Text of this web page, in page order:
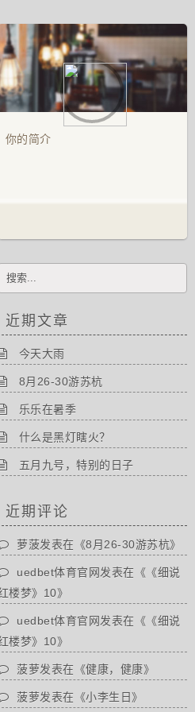
你的简介
近期文章
今天大雨
8月26-30游苏杭
乐乐在暑季
什么是黑灯瞎火？
五月九号，特别的日子
近期评论
萝菠发表在《8月26-30游苏杭》
uedbet体育官网发表在《 《细说
楼梦》10》
uedbet体育官网发表在《 《细说
楼梦》10》
菠萝发表在《健康，健康》
菠萝发表在《小李生日》